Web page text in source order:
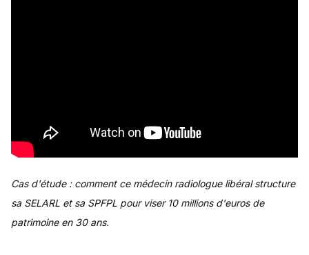
Cas d'étude : comment ce médecin radiologue libéral structure
sa SELARL et sa SPFPL pour viser 10 millions d'euros de
patrimoine en 30 ans.